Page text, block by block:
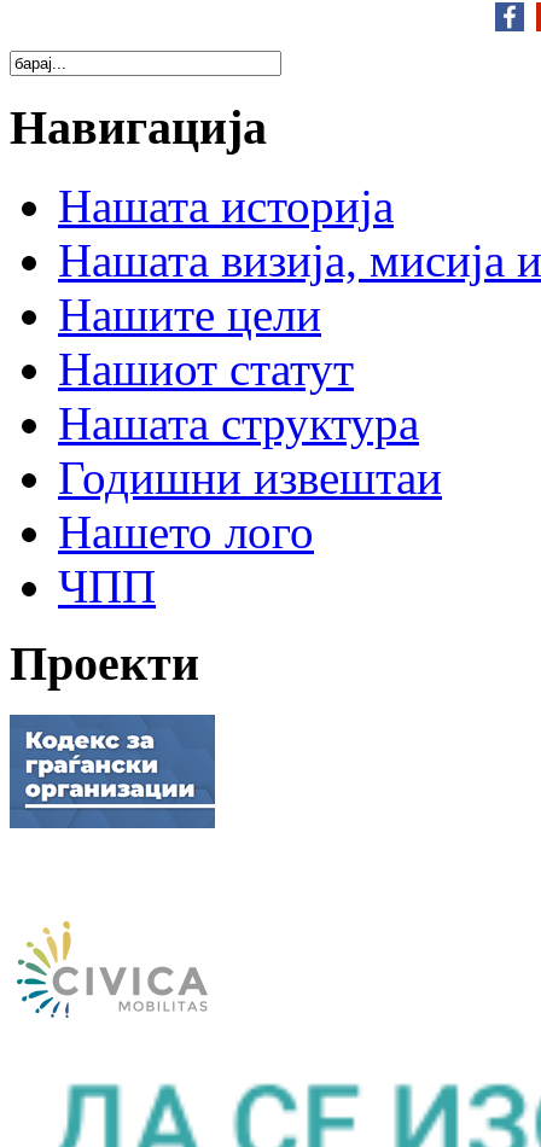
Навигација
Нашата историја
Нашата визија, мисија и
Нашите цели
Нашиот статут
Нашата структура
Годишни извештаи
Нашето лого
ЧПП
Проекти